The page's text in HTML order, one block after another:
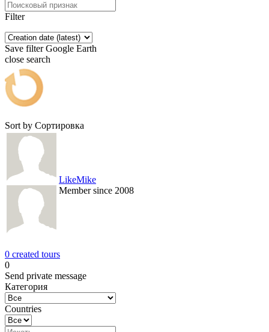
Filter
Save filter Google Earth
close search
Sort by Сортировка
LikeMike
Member since 2008
0 created tours
0
Send private message
Категория
Countries